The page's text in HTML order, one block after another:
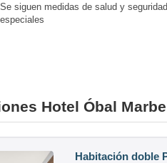
Se siguen medidas de salud y seguridad
especiales
Hotel Óbal
Habitación doble